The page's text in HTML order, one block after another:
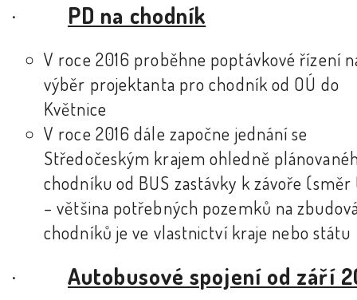
· PD na chodník
V roce 2016 proběhne poptávkové řízení
výběr projektanta pro chodník od OÚ do
Květnice
V roce 2016 dále započne jednání se
Středočeským krajem ohledně
chodníku od BUS zastávky k závoře (směr
– většina potřebných pozemků na
chodníků je ve vlastnictví kraje nebo státu
· Autobusové spojení od září